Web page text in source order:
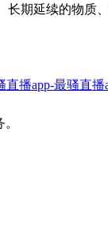
延续的物质
播app-最骚直播